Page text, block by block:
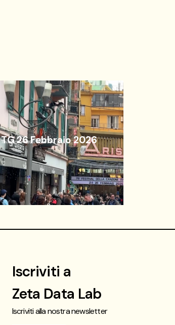
TG 26 Febbraio 2026
Telegiornale26/02/26
Iscriviti a
Zeta Data Lab
Iscriviti alla nostra newsletter